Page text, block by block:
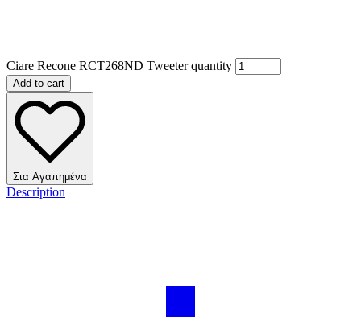
Ciare Recone RCT268ND Tweeter quantity
Add to cart
Στα Αγαπημένα
Description